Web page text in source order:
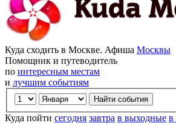
Куда сходить в Москве. Афиша Москвы
Помощник и путеводитель
по интересным местам
и лучшим событиям
Куда пойти сегодня завтра в выходные в